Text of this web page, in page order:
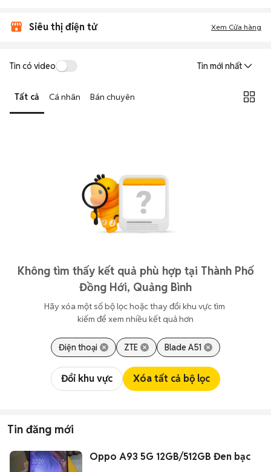
Siêu thị điện tử Xem Cửa hàng
Tin có video Tin mới nhất
Tất cả Cá nhân Bán chuyên
Không tìm thấy kết quả phù hợp tại Thành Phố
Đồng Hới, Quảng Bình
Hãy xóa một số bộ lọc hoặc thay đổi khu vực tìm
kiếm để xem nhiều kết quả hơn
Điện thoại ZTE Blade A51
Đổi khu vực Xóa tất cả bộ lọc
Tin đăng mới
Oppo A93 5G 12GB/512GB Đen bạc